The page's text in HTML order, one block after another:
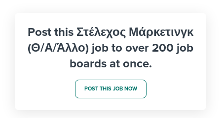
Post this Στέλεχος Μάρκετινγκ
(Θ/Α/Άλλο) job to over 200 job
boards at once.
POST THIS JOB NOW